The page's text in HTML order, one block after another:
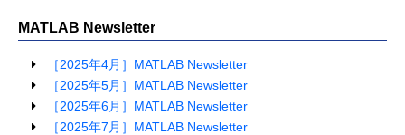
MATLAB Newsletter
［2025年4月］MATLAB Newsletter
［2025年5月］MATLAB Newsletter
［2025年6月］MATLAB Newsletter
［2025年7月］MATLAB Newsletter